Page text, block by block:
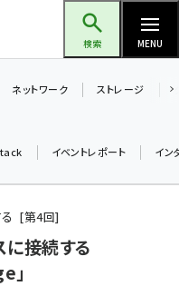
検索 MENU
築いた勝利の絆～ (2304)
ネットワーク ストレージ
イベントレポート イン
第4回
に接続する